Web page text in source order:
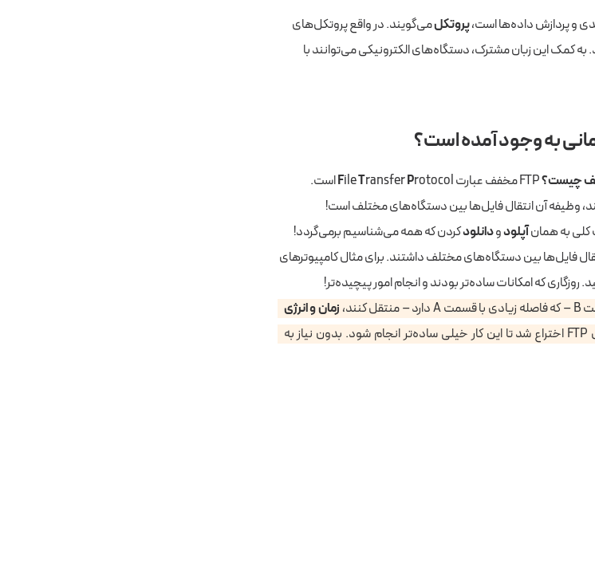
و پردازش داده‌ها است،پروتکلمی‌گویند. در واقع پروتکل‌های
به کمک این زبان مشترک، دستگاه‌های الکترونیکی می‌توانند با
FTP مخفف عبارت FileTransferP
rotocol است.
وظیفه آن انتقال فایل‌ها بین دستگاه‌های مختلف است!
کلی به همانآپلودودانلودکردن که همه می‌شناسیم برمی‌گردد!
به انتقال فایل‌ها بین دستگاه‌های مختلف داشتند. برای مثال کامپیوترهای
زمان و انرژی
. به همین خاطر پروتکل FTP اختراع شد تا این کار خیلی ساده‌تر انجام شود. بدون نیاز به